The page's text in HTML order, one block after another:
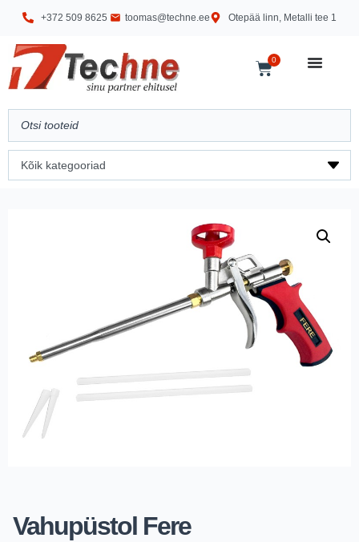
+372 509 8625 toomas@techne.ee Otepää linn, Metalli tee 1
0
Vahupüstol Fere